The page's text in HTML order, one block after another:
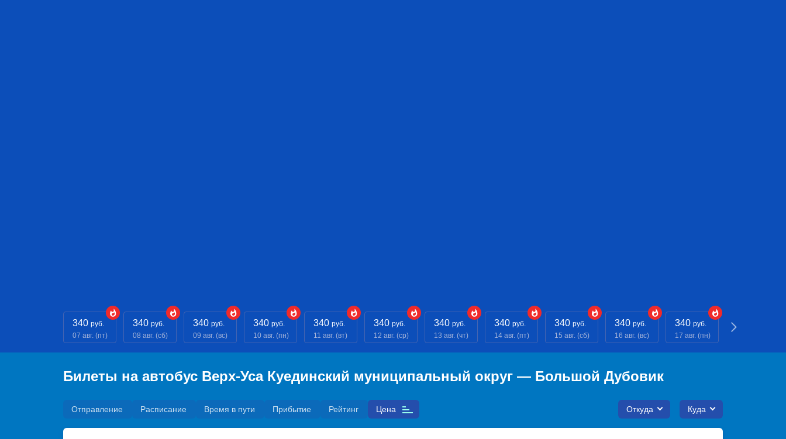
340 руб.
07 авг. (пт)
340 руб.
08 авг. (сб)
340 руб.
09 авг. (вс)
340 руб.
10 авг. (пн)
340 руб.
11 авг. (вт)
340 руб.
12 авг. (ср)
340 руб.
13 авг. (чт)
340 руб.
14 авг. (пт)
340 руб.
15 авг. (сб)
340 руб.
16 авг. (вс)
340 руб.
17 авг. (пн)
Билеты на автобус Верх-Уса Куединский муниципальный округ — Большой Дубовик
Отправление Расписание Время в пути Прибытие Рейтинг Цена Откуда Куда